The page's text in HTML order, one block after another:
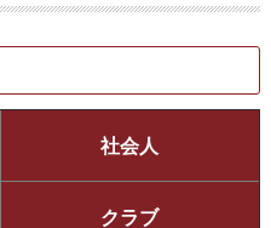
社会人
クラブ